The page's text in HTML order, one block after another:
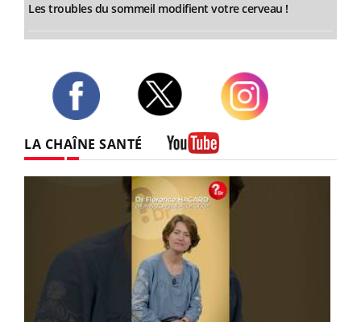
Les troubles du sommeil modifient votre cerveau !
LA CHAÎNE SANTÉ